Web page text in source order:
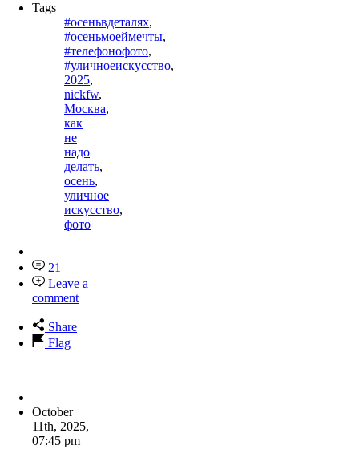
Tags
#осеньвдеталях,
#осеньмоеймечты,
#телефонофото,
#уличноеискусство,
2025,
nickfw,
Москва,
как
не
надо
делать,
осень,
уличное
искусство,
фото
21
Leave a
comment
Share
Flag
October
11th, 2025,
07:45 pm